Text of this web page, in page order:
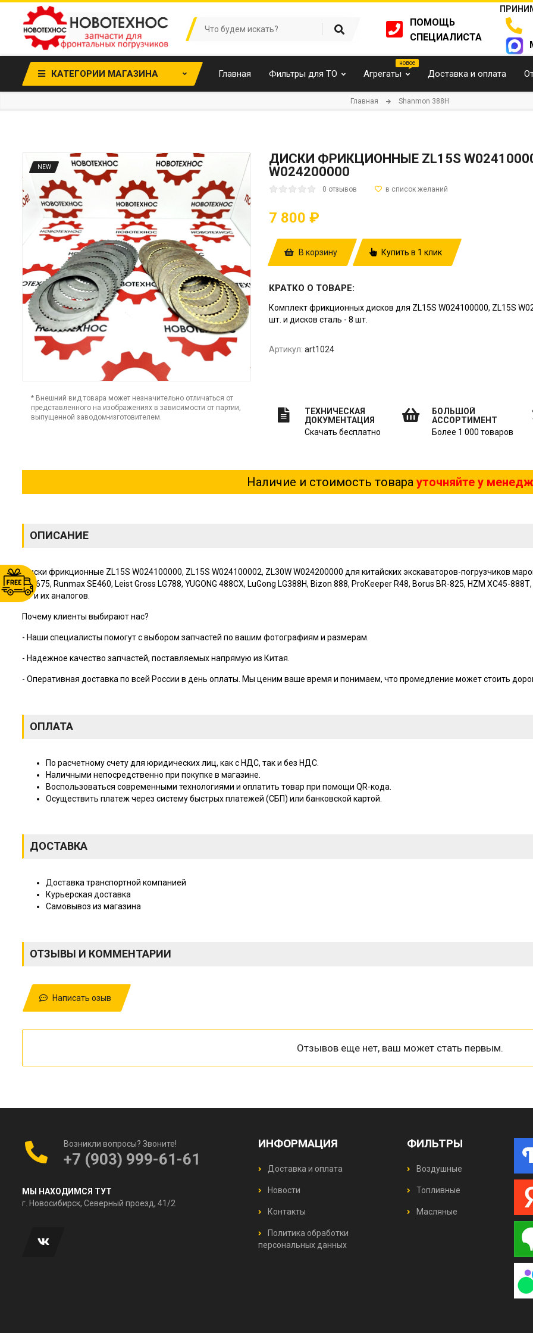
ПОМОЩЬ
СПЕЦИАЛИСТА
КАТЕГОРИИ МАГАЗИНА Главная Фильтры для ТО Агрегаты Доставка и оплата
Главная Shanmon 388H
NEW
* Внешний вид товара может незначительно отличаться от
представленного на изображениях в зависимости от партии,
выпущенной заводом-изготовителем.
ДИСКИ ФРИКЦИОННЫЕ ZL15S
W024200000
0 отзывов
7 800 ₽
В корзину Купить в 1 клик
КРАТКО О ТОВАРЕ:
Комплект фрикционных дисков для ZL15S W024100000, ZL15S
шт. и дисков сталь - 8 шт.
Артикул: art1024
ТЕХНИЧЕСКАЯ
ДОКУМЕНТАЦИЯ
Скачать бесплатно
БОЛЬШОЙ
АССОРТИМЕНТ
Более 1 000 товаров
Наличие и стоимость товара уточняйте у
ОПИСАНИЕ
Диски фрикционные ZL15S W024100000, ZL15S W024100002, ZL30W W024200000 для китайских экскаваторов-погрузчиков
FLВ675, Runmах SЕ460, Lеist Grоss LG788, YUGОNG 488СХ, LuGоng LG388Н, Вizоn 888, РrоКеереr R48, Воrus ВR-825, НZМ ХС45-
4Y и их аналогов.
Почему клиенты выбирают нас?
- Наши специалисты помогут с выбором запчастей по вашим фотографиям и размерам.
- Надежное качество запчастей, поставляемых напрямую из Китая.
- Оперативная доставка по всей России в день оплаты. Мы ценим ваше время и понимаем, что промедление может стоить
ОПЛАТА
По расчетному счету для юридических лиц, как с НДС, так и без НДС.
Наличными непосредственно при покупке в магазине.
Воспользоваться современными технологиями и оплатить товар при помощи QR-кода.
Осуществить платеж через систему быстрых платежей (СБП) или банковской картой.
ДОСТАВКА
Доставка транспортной компанией
Курьерская доставка
Самовывоз из магазина
ОТЗЫВЫ И КОММЕНТАРИИ
Написать озыв
Отзывов еще нет, ваш может стать первым.
Возникли вопросы? Звоните!
+7 (903) 999-61-61
МЫ НАХОДИМСЯ ТУТ
г. Новосибирск, Северный проезд, 41/2
ИНФОРМАЦИЯ
Доставка и оплата
Новости
Контакты
Политика обработки
персональных данных
ФИЛЬТРЫ
Воздушные
Топливные
Масляные